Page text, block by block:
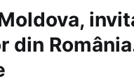
din